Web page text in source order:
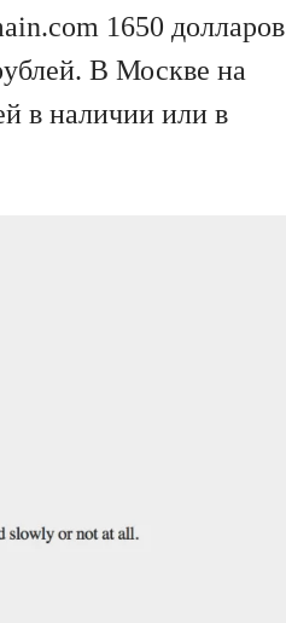
1650 долларов
В Москве на
в наличии или в